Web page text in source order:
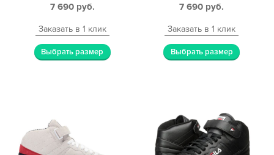
7 690 руб.
Заказать в 1 клик
Выбрать размер
7 690 руб.
Заказать в 1 клик
Выбрать размер